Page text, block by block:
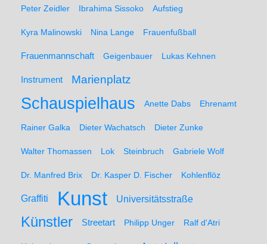
Peter Zeidler Ibrahima Sissoko Aufstieg
Kyra Malinowski Nina Lange Frauenfußball
Frauenmannschaft Geigenbauer Lukas Kehnen
Instrument Marienplatz
Schauspielhaus Anette Dabs Ehrenamt
Rainer Galka Dieter Wachatsch Dieter Zunke
Walter Thomassen Lok Steinbruch Gabriele Wolf
Dr. Manfred Brix Dr. Kasper D. Fischer Kohlenflöz
Graffiti Kunst Universitätsstraße
Künstler Streetart Philipp Unger Ralf d'Atri